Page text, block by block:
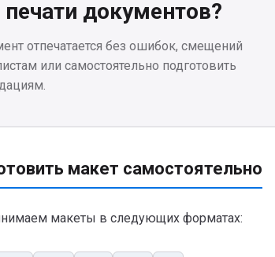
документов?
отпечатается без ошибок, смещений
или самостоятельно подготовить
макет самостоятельно
макеты в следующих форматах: